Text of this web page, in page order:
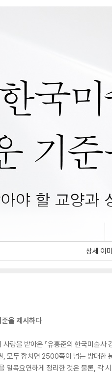
상세 이
준을 제시하다
랑을 받아온 『유홍준의 한국미술사
모두 합치면 2500쪽이 넘는 방대한
일목요연하게 정리한 것은 물론, 각